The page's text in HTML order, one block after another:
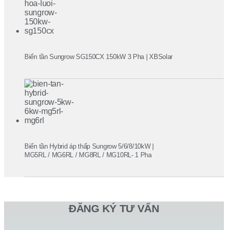
Biến tần Sungrow SG150CX 150kW 3 Pha | XBSolar
Biến tần Hybrid áp thấp Sungrow 5/6/8/10kW |
MG5RL / MG6RL / MG8RL / MG10RL- 1 Pha
ĐĂNG KÝ TƯ VẤN